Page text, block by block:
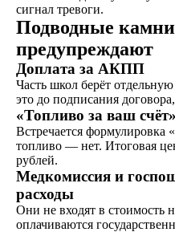
сигнал тревоги.
Подводные
предупреждают
Доплата за АКПП
Часть школ берёт
это до подписания
«Топливо за ваш счёт»
Встречается формулировка
топливо — нет. Итоговая
рублей.
Медкомиссия и
расходы
Они не входят в стоимость
оплачиваются
от 1,5
зависимости
категории
транспортного
средства
Сдаете
экзамены в
и получаете
об
Экзамен